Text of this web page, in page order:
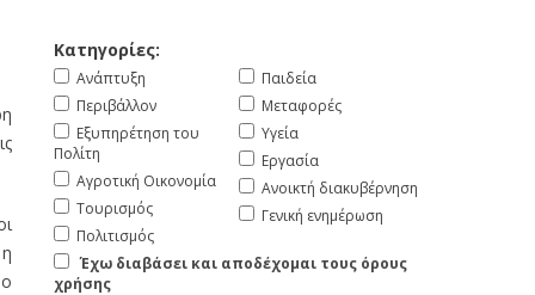
Κατηγορίες:
Ανάπτυξη
Περιβάλλον
Εξυπηρέτηση του
Πολίτη
Αγροτική Οικονομία
Τουρισμός
Πολιτισμός
Παιδεία
Μεταφορές
Υγεία
Εργασία
Ανοικτή διακυβέρνηση
Γενική ενημέρωση
Έχω διαβάσει και αποδέχομαι τους όρους
χρήσης